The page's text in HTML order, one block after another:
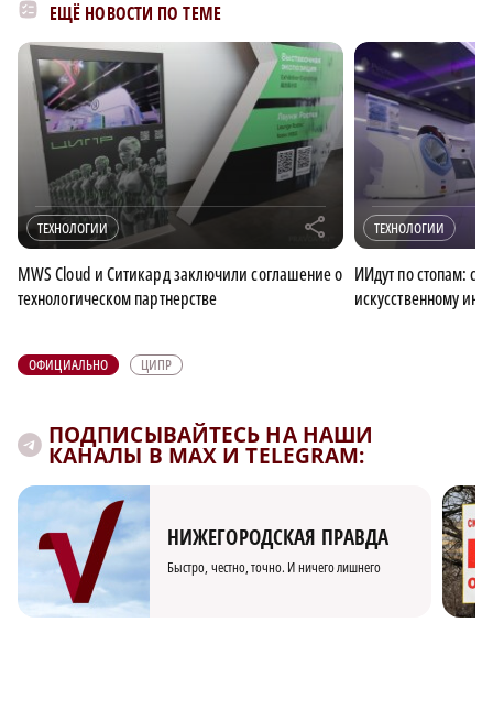
ЕЩЁ НОВОСТИ ПО ТЕМЕ
ТЕХНОЛОГИИ r
MWS Cloud и Ситикард заключили соглашение о
технологическом партнерстве
ТЕХНОЛОГИИ
ИИдут по стопам:
искусственному
ОФИЦИАЛЬНО ЦИПР
ПОДПИСЫВАЙТЕСЬ НА НАШИ
КАНАЛЫ В MAX И TELEGRAM:
НИЖЕГОРОДСКАЯ ПРАВДА
Быстро, честно, точно. И ничего лишнего